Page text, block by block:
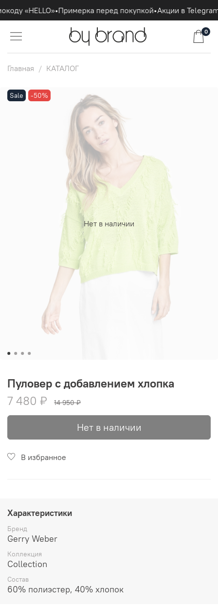
«HELLO»•Примерка перед покупкой•Акции в
0
Главная КАТАЛОГ
Нет в наличии
Sale -50%
Пуловер с добавлением хлопка
7 480 ₽
14 950 ₽
Нет в наличии
В избранное
Характеристики
Бренд
Gerry Weber
Коллекция
Collection
Состав
60% полиэстер, 40% хлопок